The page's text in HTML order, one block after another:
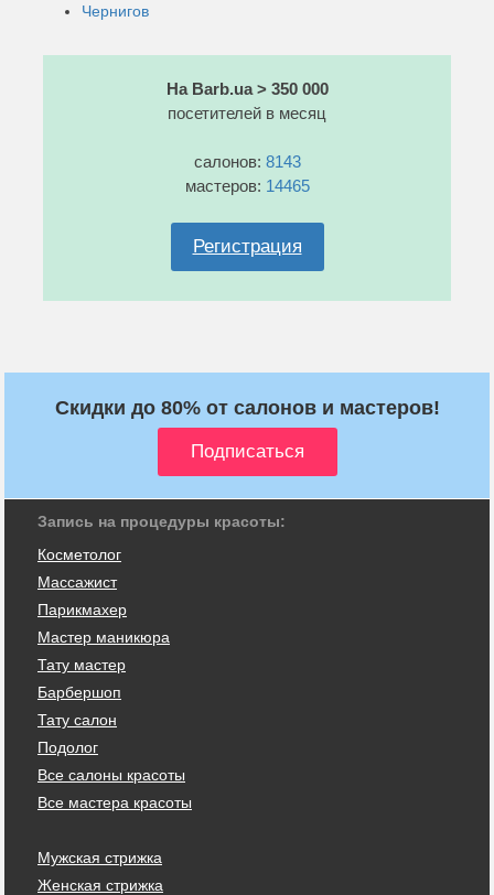
Чернигов
На Barb.ua > 350 000
посетителей в месяц
салонов: 8143
мастеров: 14465
Регистрация
Скидки до 80% от салонов и мастеров!
Запись на процедуры красоты:
Косметолог
Массажист
Парикмахер
Мастер маникюра
Тату мастер
Барбершоп
Тату салон
Подолог
Все салоны красоты
Все мастера красоты
Мужская стрижка
Женская стрижка